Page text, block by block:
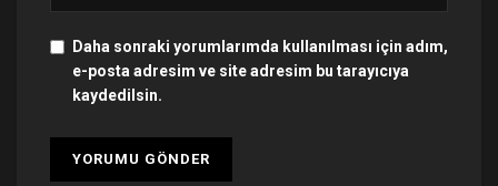
Daha sonraki yorumlarımda kullanılması için adım,
e-posta adresim ve site adresim bu tarayıcıya
kaydedilsin.